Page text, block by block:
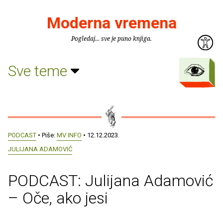
Moderna vremena
Pogledaj... sve je puno knjiga.
Sve teme
PODCAST • Piše: MV INFO • 12.12.2023.
JULIJANA ADAMOVIĆ
PODCAST: Julijana Adamović
– Oče, ako jesi